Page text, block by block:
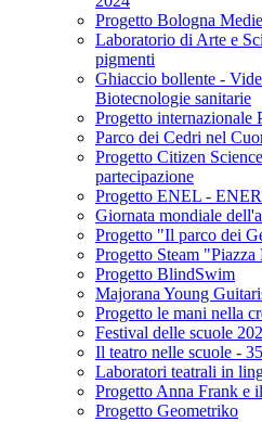
Progetto Bologna
Laboratorio di Arte e
pigmenti
Ghiaccio bollente -
Biotecnologie sanitarie
Progetto internazionale
Parco dei Cedri nel
Progetto Citizen
partecipazione
Progetto ENEL -
Giornata mondiale
Progetto "Il parco dei
Progetto Steam
Progetto BlindSwim
Majorana Young
Progetto le mani nella
Festival delle scuole
Il teatro nelle scuole -
Laboratori teatrali in
Progetto Anna Frank e
Progetto Geometriko